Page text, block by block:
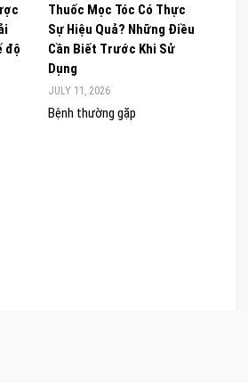
độ
Thuốc Mọc Tóc Có Thực
Sự Hiệu Quả? Những Điều
Cần Biết Trước Khi Sử
Dụng
JULY 11, 2026
Bệnh thường gặp